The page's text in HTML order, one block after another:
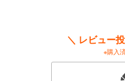
＼ レビュー
※購入